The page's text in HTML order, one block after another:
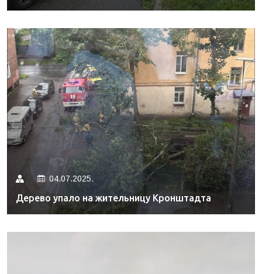
04.07.2025.
Дерево упало на жительницу Кронштадта